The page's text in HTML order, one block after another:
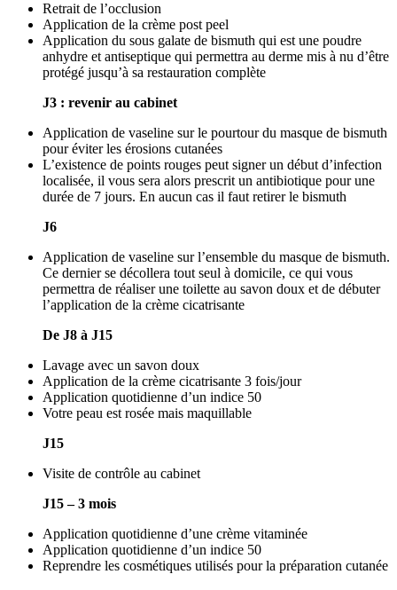
Retrait de l’occlusion
Application de la crème post peel
Application du sous galate de bismuth qui est une poudre
anhydre et antiseptique qui permettra au derme mis à nu d’être
protégé jusqu’à sa restauration complète
J3 : revenir au cabinet
Application de vaseline sur le pourtour du masque de bismuth
pour éviter les érosions cutanées
L’existence de points rouges peut signer un début d’infection
localisée, il vous sera alors prescrit un antibiotique pour une
durée de 7 jours. En aucun cas il faut retirer le bismuth
J6
Application de vaseline sur l’ensemble du masque de bismuth.
Ce dernier se décollera tout seul à domicile, ce qui vous
permettra de réaliser une toilette au savon doux et de débuter
l’application de la crème cicatrisante
De J8 à J15
Lavage avec un savon doux
Application de la crème cicatrisante 3 fois/jour
Application quotidienne d’un indice 50
Votre peau est rosée mais maquillable
J15
Visite de contrôle au cabinet
J15 – 3 mois
Application quotidienne d’une crème vitaminée
Application quotidienne d’un indice 50
Reprendre les cosmétiques utilisés pour la préparation cutanée